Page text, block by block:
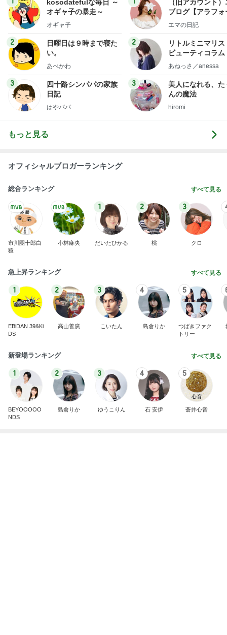
kosodatefulな毎日 ～
オギャ子の暴走～
オギャ子
2
日曜日は９時まで寝た
い。
あべかわ
3
四十路シンパパの家族
日記
はやパパ
（旧アカウント
ブログ【アラフォ
社売却セカンドラ
エマの日記
2
リトルミニマリス
ビューティコラ
little
あねっさ／anessa
3
美人になれる、た
んの魔法
hiromi
もっと見る
オフィシャルブロガーランキング
総合ランキング すべて見る
市川團十郎白
猿
小林麻央
1
だいたひかる
2
桃
3
クロ
急上昇ランキング すべて見る
1
EBiDAN 39&Ki
DS
2
高山善廣
3
こいたん
4
島倉りか
5
つばきファク
トリー
新登場ランキング すべて見る
1
BEYOOOOO
NDS
2
島倉りか
3
ゆうこりん
4
石 安伊
5
蒼井心音